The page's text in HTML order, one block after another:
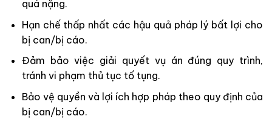
quá nặng.
Hạn chế thấp nhất các hậu quả pháp lý bất lợi cho
bị can/bị cáo.
Đảm bảo việc giải quyết vụ án đúng quy trình,
tránh vi phạm thủ tục tố tụng.
Bảo vệ quyền và lợi ích hợp pháp theo quy định của
bị can/bị cáo.